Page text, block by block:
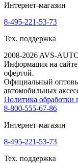
Интернет-магазин
8-495-221-53-73
Тех. поддержка
2008-2026 AVS-
Информация на сайте
офертой.
Официальный
автомобильных
Политика обработки
8-800-555-67-86
Интернет-магазин
8-495-221-53-73
Тех. поддержка